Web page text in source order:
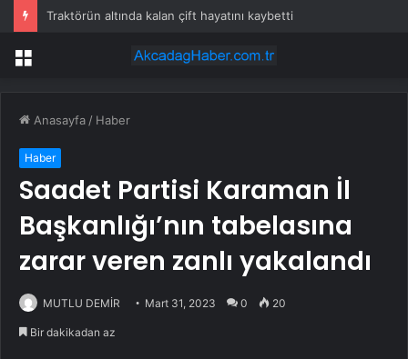
Traktörün altında kalan çift hayatını kaybetti
Menü
Anasayfa / Haber
Haber
Saadet Partisi Karaman İl
Başkanlığı’nın tabelasına
zarar veren zanlı yakalandı
MUTLU DEMİR Mart 31, 2023 0 20
Bir dakikadan az